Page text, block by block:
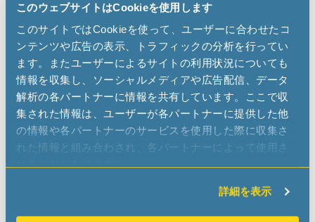
このウェブサイトはCookieを使用します
このサイトではCookieを使って、ユーザーに合わせたコ
ンテンツや広告の表示、トラフィックの分析を行ってい
ます。またユーザーによるサイトの利用状況についても
情報を収集し、ソーシャルメディアや広告配信、データ
解析の各パートナーに情報を共有しています。ここで収
集された情報は、ユーザーが各パートナーに提供した他
の情報や各パートナーのサービスを使用した際に収集さ
れた情報と組み合わされ、各パートナーによって使用さ
詳細を表示
Unlock a special treat by using discount code SPEX50
to slash 50% off your ticket price.
Have a look at the show and prepare your visit!